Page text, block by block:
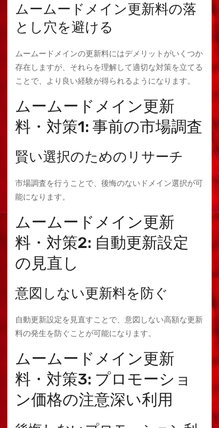
ムームードメイン更新料の落
とし穴を避ける
ムームードメインの更新料にはデメリットがいくつか
存在しますが、それらを理解して適切な対策を立てる
ことで、より良い経験が得られるようになります。
ムームードメイン更新
料・対策1: 事前の市場調査
賢い選択のためのリサーチ
市場調査を行うことで、後悔のないドメイン選択が可
能になります。
ムームードメイン更新
料・対策2: 自動更新設定
の見直し
意図しない更新料を防ぐ
自動更新設定を見直すことで、意図しない高額な更新
料の発生を防ぐことが可能になります。
ムームードメイン更新
料・対策3: プロモーショ
ン価格の注意深い利用